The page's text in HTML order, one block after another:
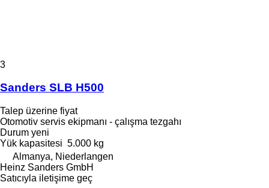
3
Sanders SLB H500
Talep üzerine fiyat
Otomotiv servis ekipmanı - çalışma tezgahı
Durum yeni
Yük kapasitesi 5.000 kg
Almanya, Niederlangen
Heinz Sanders GmbH
Satıcıyla iletişime geç